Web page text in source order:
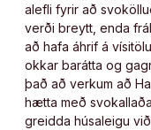
alefli fyrir að
verði breytt, enda
að hafa áhrif á
okkar barátta og
það að verkum að
hætta með
greidda húsaleigu